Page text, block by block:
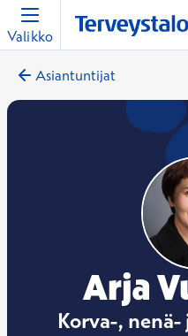
Valikko
Asiantuntijat
Arja
Korva-,